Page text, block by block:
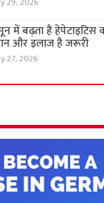
में बढ़ता है
और इलाज है जरूरी
27, 2026